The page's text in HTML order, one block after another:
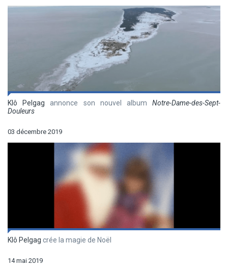
Klô Pelgag annonce son nouvel albumNotre-Dame-des-Sept-
Douleurs
03 décembre 2019
Klô Pelgag crée la magie de Noël
14 mai 2019